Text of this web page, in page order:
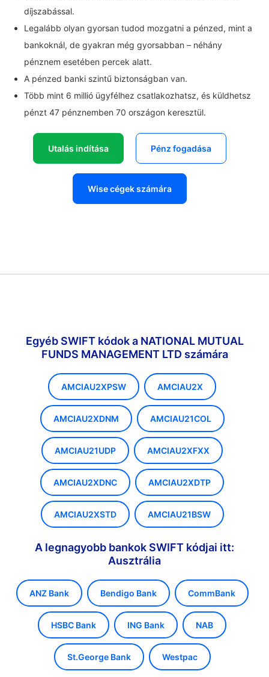
díjszabással.
Legalább olyan gyorsan tudod mozgatni a pénzed, mint a
bankoknál, de gyakran még gyorsabban – néhány
pénznem esetében percek alatt.
A pénzed banki szintű biztonságban van.
Több mint 6 millió ügyfélhez csatlakozhatsz, és küldhetsz
pénzt 47 pénznemben 70 országon keresztül.
Utalás indítása Pénz fogadása
Wise cégek számára
Egyéb SWIFT kódok a NATIONAL MUTUAL
FUNDS MANAGEMENT LTD számára
AMCIAU2XPSW AMCIAU2X
AMCIAU2XDNM AMCIAU21COL
AMCIAU21UDP AMCIAU2XFXX
AMCIAU2XDNC AMCIAU2XDTP
AMCIAU2XSTD AMCIAU21BSW
A legnagyobb bankok SWIFT kódjai itt:
Ausztrália
ANZ Bank Bendigo Bank CommBank
HSBC Bank ING Bank NAB
St.George Bank Westpac